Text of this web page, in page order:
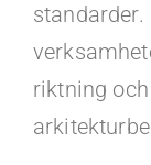
standarder.
riktning